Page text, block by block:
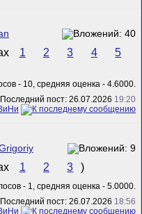
1 2 3 4
5
Последний пост: 26.07.2026 19:20
1 2 3 )
Последний пост: 26.07.2026 18:56